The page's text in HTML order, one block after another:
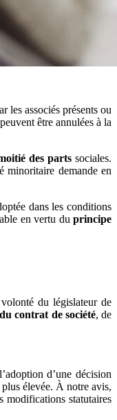
les associés présents ou
être annulées à la
des parts sociales.
minoritaire demande en
dans les conditions
en vertu du principe
du législateur de
contrat de société, de
d’une décision
élevée. À notre avis,
modifications statutaires